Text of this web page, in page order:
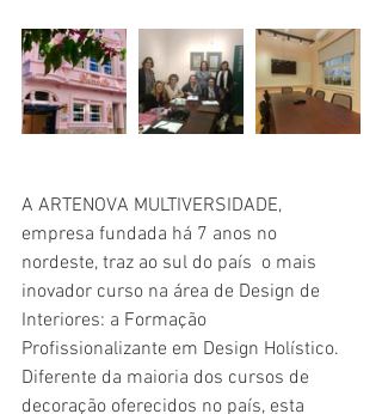
A ARTENOVA MULTIVERSIDADE,
empresa fundada há 7 anos no
nordeste, traz ao sul do país  o mais
inovador curso na área de Design de
Interiores: a Formação
Profissionalizante em Design Holístico.
Diferente da maioria dos cursos de
decoração oferecidos no país, esta